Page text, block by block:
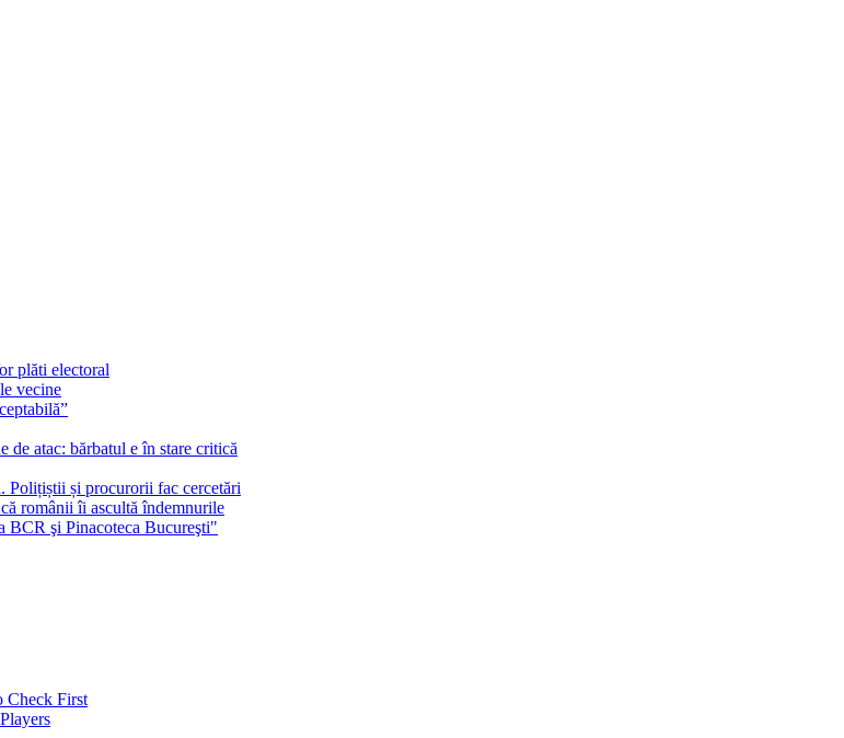
plăti electoral
vecine
atac: bărbatul e în stare critică
Polițiștii și procurorii fac cercetări
românii îi ascultă îndemnurile
BCR şi Pinacoteca Bucureşti"
Check First